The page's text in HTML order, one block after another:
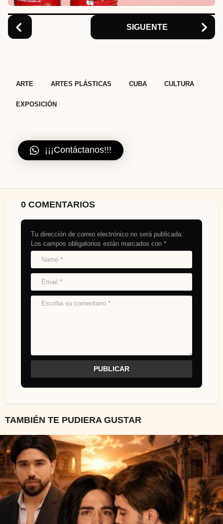
o
n
SIGUENTE
ARTE ARTES PLÁSTICAS CUBA CULTURA
EXPOSICIÓN
¡¡¡Contáctanos!!!
0 COMENTARIOS
Tu dirección de correo electrónico no será publicada.
Los campos obligatorios están marcados con *
TAMBIÉN TE PUDIERA GUSTAR